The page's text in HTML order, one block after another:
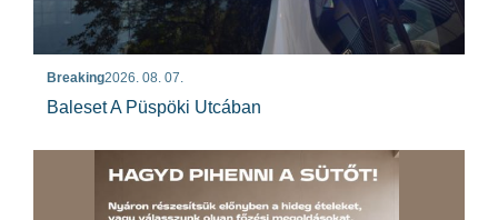
Breaking2026. 08. 07.
Baleset A Püspöki Utcában